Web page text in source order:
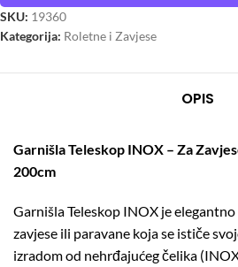
SKU: 19360
Kategorija: Roletne i Zavjese
OPIS
Garnišla Teleskop INOX – Za
200cm
Garnišla Teleskop INOX je
zavjese ili paravane koja se ističe
izradom od nehrđajućeg čelika